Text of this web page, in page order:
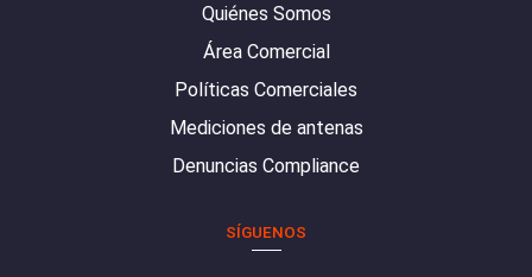
Quiénes Somos
Área Comercial
Políticas Comerciales
Mediciones de antenas
Denuncias Compliance
SÍGUENOS